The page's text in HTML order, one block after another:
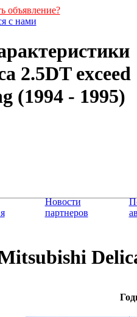
объявление?
с нами
2.5DT exceed
(1994 - 1995)
Новости
партнеров